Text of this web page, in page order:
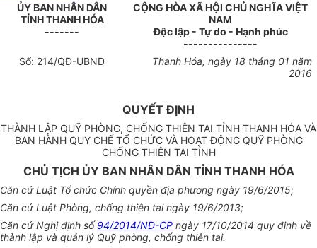
ỦY BAN NHÂN DÂN
TỈNHTHANH HÓA
-------
CỘNG HÒA XÃ HỘI CHỦ NGHĨA VIỆT
NAM
Độc lập - Tự do - Hạnh phúc
---------------
Số: 214/QĐ-UBND Thanh Hóa, ngày 18 tháng 01 năm
2016
QUYẾT ĐỊNH
THÀNH LẬP QUỸ PHÒNG, CHỐNG THIÊN TAI TỈNH THANH HÓA VÀ
BAN HÀNH QUY CHẾ TỔ CHỨC VÀ HOẠT ĐỘNG QUỸ PHÒNG
CHỐNG THIÊN TAI TỈNH
CHỦ TỊCH ỦY BAN NHÂN DÂN TỈNH THANH HÓA
Căn cứ Luật Tổ chức Chính quyền địa phương ngày 19/6/2015;
Căn cứ Luật Phòng, chống thiên tai ngày 19/6/2013;
Căn cứ Nghị định số94/2014/NĐ-CP ngày 17/10/2014 quy định về
thành lập và quản lý Quỹ phòng, chống thiên tai.